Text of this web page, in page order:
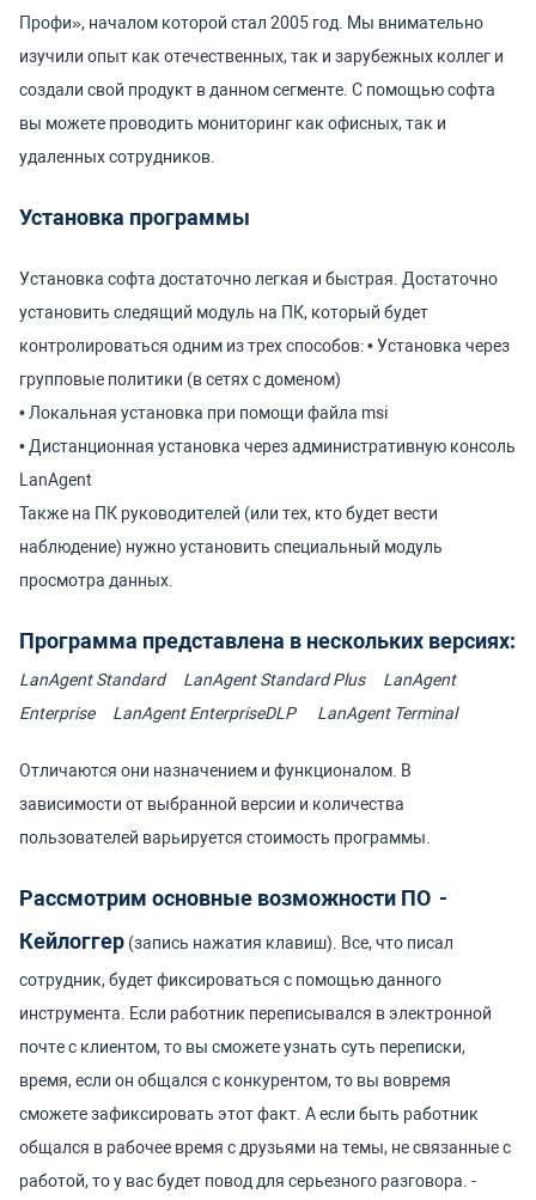
Профи», началом которой стал 2005 год. Мы внимательно
изучили опыт как отечественных, так и зарубежных коллег и
создали свой продукт в данном сегменте. С помощью софта
вы можете проводить мониторинг как офисных, так и
удаленных сотрудников.
Установка программы
Установка софта достаточно легкая и быстрая. Достаточно
установить следящий модуль на ПК, который будет
контролироваться одним из трех способов:• Установка через
групповые политики (в сетях с доменом)
• Локальная установка при помощи файла msi
• Дистанционная установка через административную консоль
LanAgent
Также на ПК руководителей (или тех, кто будет вести
наблюдение) нужно установить специальный модуль
просмотра данных.
Программа представлена в нескольких версиях:
LanAgent Standard LanAgent Standard Plus
LanAgent
Enterprise
LanAgent EnterpriseDLP LanAgent Terminal
Отличаются они назначением и функционалом. В
зависимости от выбранной версии и количества
пользователей варьируется стоимость программы.
Рассмотрим основные возможности ПО -
Кейлоггер (запись нажатия клавиш). Все, что писал
сотрудник, будет фиксироваться с помощью данного
инструмента. Если работник переписывался в электронной
почте с клиентом, то вы сможете узнать суть переписки,
время, если он общался с конкурентом, то вы вовремя
сможете зафиксировать этот факт. А если быть работник
общался в рабочее время с друзьями на темы, не связанные с
работой, то у вас будет повод для серьезного разговора. -